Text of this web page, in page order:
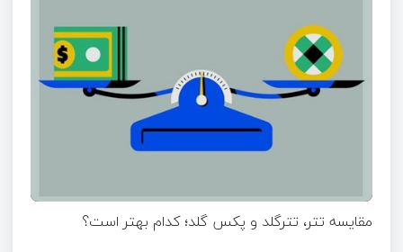
مقایسه تتر، تترگلد و پکس گلد؛ کدام بهتر است؟